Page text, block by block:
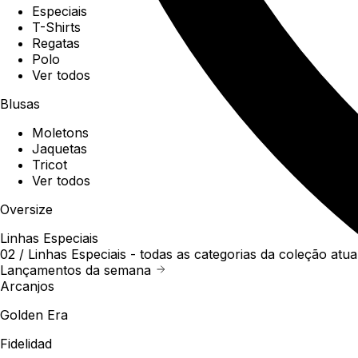
Especiais
T-Shirts
Regatas
Polo
Ver todos
Blusas
Moletons
Jaquetas
Tricot
Ver todos
Oversize
Linhas Especiais
02 / Linhas Especiais - todas as categorias da coleção
Lançamentos da semana
Arcanjos
Golden Era
Fidelidad